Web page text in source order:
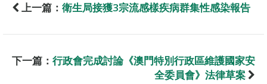
上一篇： 衛生局接獲3宗流感樣疾病群集性感染報告
下一篇： 行政會完成討論《澳門特別行政區維護國家安
全委員會》法律草案